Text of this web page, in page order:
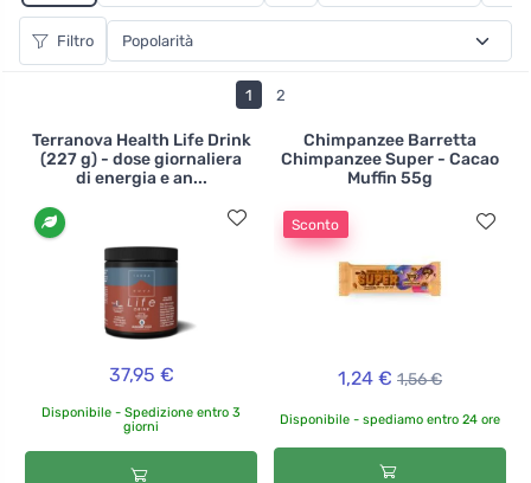
Filtro
1 2
Terranova Health Life Drink
(227 g) - dose giornaliera
di energia e an...
37,95 €
Disponibile - Spedizione entro 3
giorni
Chimpanzee Barretta
Chimpanzee Super - Cacao
Muffin 55g
Sconto
1,24 € 1,56 €
Disponibile - spediamo entro 24 ore